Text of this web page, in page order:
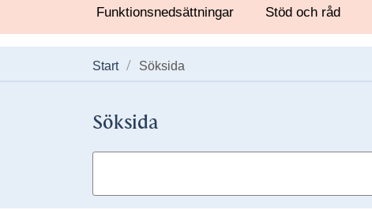
Funktionsnedsättningar Stöd och råd
Start Söksida
Söksida